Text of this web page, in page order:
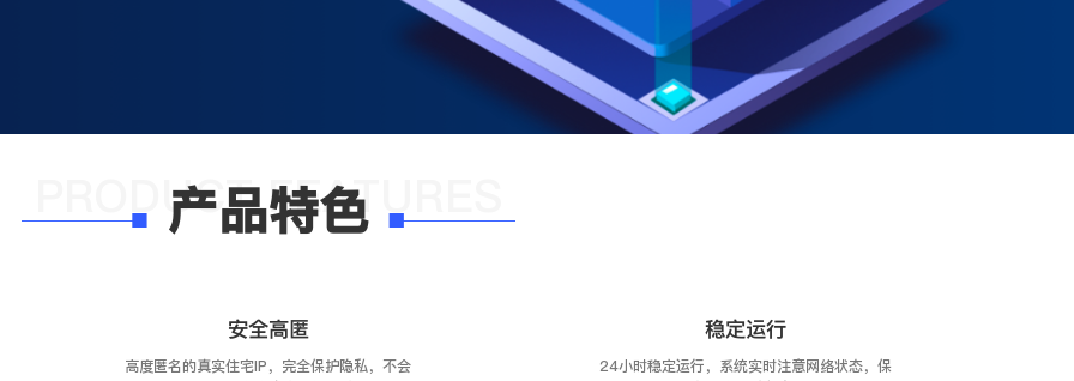
产品特色
安全高匿
高度匿名的真实住宅IP，完全保护隐私，不会
稳定运行
24小时稳定运行，系统实时注意网络状态，保